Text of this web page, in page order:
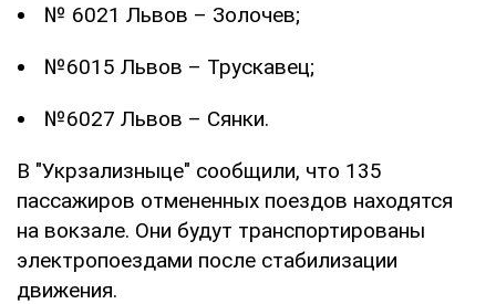
№ 6021 Львов – Золочев;
№6015 Львов – Трускавец;
№6027 Львов – Сянки.
В "Укрзализныце" сообщили, что 135
пассажиров отмененных поездов находятся
на вокзале. Они будут транспортированы
электропоездами после стабилизации
движения.